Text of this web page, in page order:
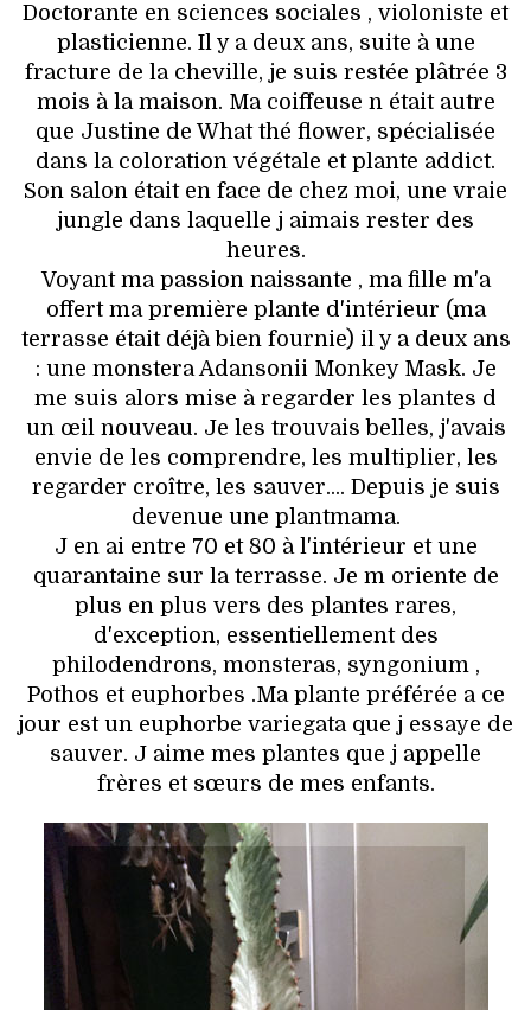
Doctorante en sciences sociales , violoniste et
plasticienne. Il y a deux ans, suite à une
fracture de la cheville, je suis restée plâtrée 3
mois à la maison. Ma coiffeuse n était autre
que Justine de What thé flower, spécialisée
dans la coloration végétale et plante addict.
Son salon était en face de chez moi, une vraie
jungle dans laquelle j aimais rester des
heures.
Voyant ma passion naissante , ma fille m'a
offert ma première plante d'intérieur (ma
terrasse était déjà bien fournie) il y a deux ans
: une monstera Adansonii Monkey Mask. Je
me suis alors mise à regarder les plantes d
un œil nouveau. Je les trouvais belles, j'avais
envie de les comprendre, les multiplier, les
regarder croître, les sauver.... Depuis je suis
devenue une plantmama.
J en ai entre 70 et 80 à l'intérieur et une
quarantaine sur la terrasse. Je m oriente de
plus en plus vers des plantes rares,
d'exception, essentiellement des
philodendrons, monsteras, syngonium ,
Pothos et euphorbes .Ma plante préférée a ce
jour est un euphorbe variegata que j essaye de
sauver. J aime mes plantes que j appelle
frères et sœurs de mes enfants.